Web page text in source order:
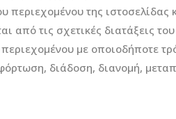
περιεχομένου της
από τις σχετικές διατάξεις
με οποιοδήποτε
διάδοση, διανομή,